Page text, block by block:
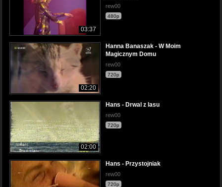
03:37
rew00
480p
02:20
Hanna Banaszak - W Moim
Magicznym Domu
rew00
720p
02:00
Hans - Drwal z lasu
rew00
720p
Hans - Przystojniak
rew00
720p